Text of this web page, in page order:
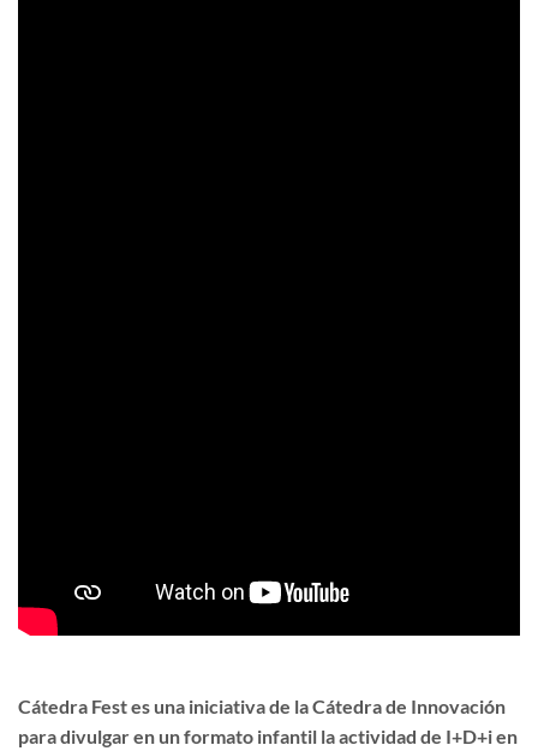
Cátedra Festes una iniciativa de la Cátedra de Innovación
para divulgar en un formato infantil la actividad de I+D+i en